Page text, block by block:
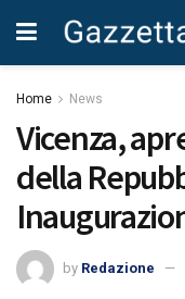
Home News
Vicenza,
della
by Redazione